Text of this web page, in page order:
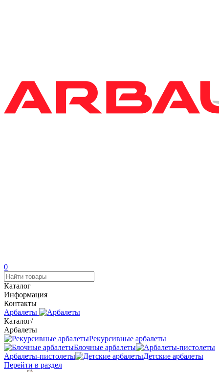
0
Каталог
Информация
Контакты
Арбалеты
Каталог/
Арбалеты
Рекурсивные арбалеты
Блочные арбалеты
Арбалеты-пистолеты
Детские арбалеты
Перейти в раздел